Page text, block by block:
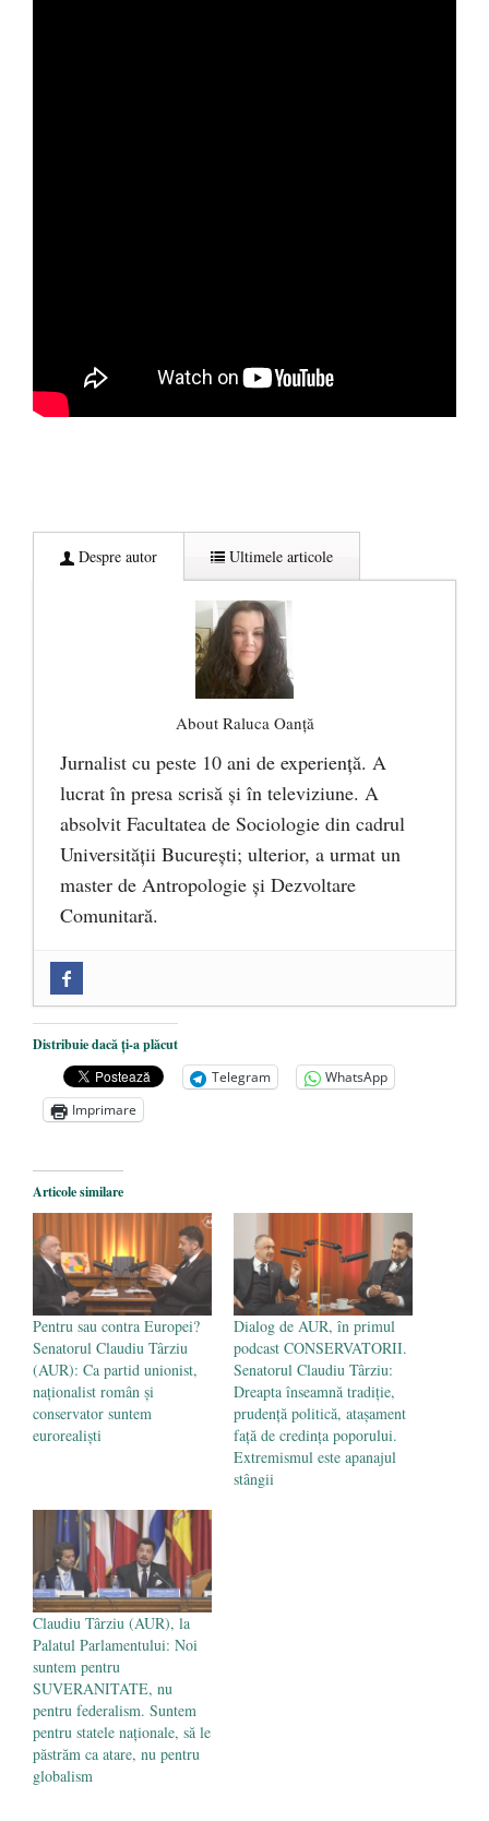
Despre autor Ultimele articole
About Raluca Oanță
Jurnalist cu peste 10 ani de experiență. A
lucrat în presa scrisă și în televiziune. A
absolvit Facultatea de Sociologie din cadrul
Universității București; ulterior, a urmat un
master de Antropologie și Dezvoltare
Comunitară.
Mănăstirea „Sfânta Ana” Rohia. Părintele
Nicolae Steinhardt, comemorat la 102 ani
de la naștere - 29 iulie 2024
„Carnea cultivată” în laborator, tot mai
comercializare în UE
Părintele mărturisitor Constantin
Voicescu, pomenit, duminică, la
Mănăstirea Cernica - 27 iulie 2024
Distribuie dacă ți-a plăcut
Telegram
WhatsApp
Imprimare
Articole similare
Pentru sau contra Europei?
Senatorul Claudiu Târziu
(AUR): Ca partid unionist,
naționalist român și
conservator suntem
eurorealiști
Dialog de AUR, în primul
podcast CONSERVATORII.
Senatorul Claudiu Târziu:
Dreapta înseamnă tradiție,
prudență politică, atașament
față de credința poporului.
Extremismul este apanajul
stângii
Claudiu Târziu (AUR), la
Palatul Parlamentului: Noi
suntem pentru
SUVERANITATE, nu
pentru federalism. Suntem
pentru statele naţionale, să le
păstrăm ca atare, nu pentru
globalism